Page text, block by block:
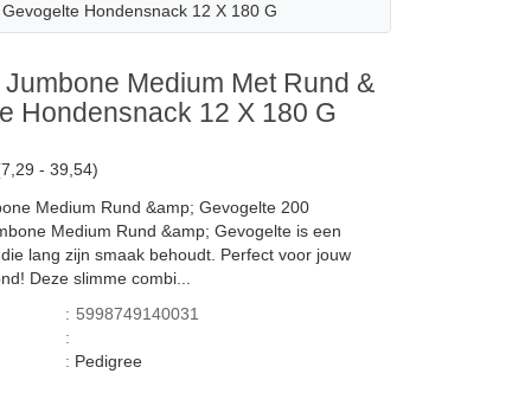
Hondensnack 12 X 180 G
Medium Met Rund &
Hondensnack 12 X 180 G
- 39,54)
Medium Rund &amp; Gevogelte 200
Medium Rund &amp; Gevogelte is een
lang zijn smaak behoudt. Perfect voor jouw
Deze slimme combi...
: 5998749140031
:
: Pedigree